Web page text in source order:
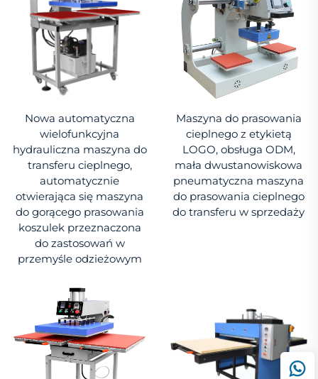
Nowa automatyczna
wielofunkcyjna
hydrauliczna maszyna do
transferu cieplnego,
automatycznie
otwierająca się maszyna
do gorącego prasowania
koszulek przeznaczona
do zastosowań w
przemyśle odzieżowym
Maszyna do prasowania
cieplnego z etykietą
LOGO, obsługa ODM,
mała dwustanowiskowa
pneumatyczna maszyna
do prasowania cieplnego
do transferu w sprzedaży